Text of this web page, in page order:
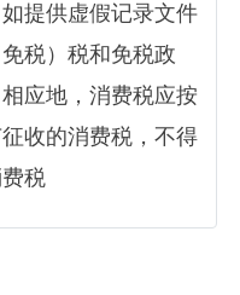
提供虚假记录文件
税）税和免税政
应地，消费税应按
收的消费税，不得
税